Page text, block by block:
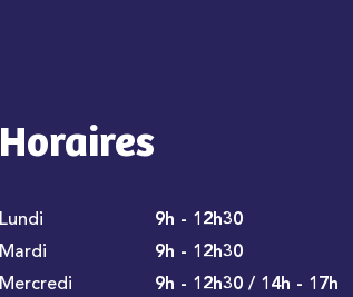
Horaires
Lundi
9h - 12h30
Mardi
9h - 12h30
Mercredi
9h - 12h30 / 14h - 17h